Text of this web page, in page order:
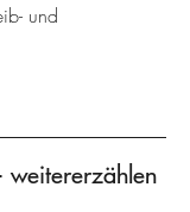
und
weitererzählen